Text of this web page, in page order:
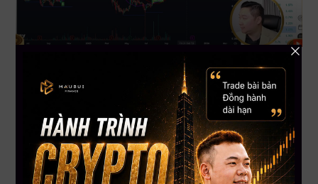
Đã xảy ra reverse split.
Khung tuần xuất hiện mô hình nến bullish engulfing.
Dự đoán ngắn hạn/dài hạn
Ngắn hạn: Có thể về vùng 18.63 USD, giữ giá tốt thì bật lên.
Target đầu tiên sau đó là 21 USD.
Tóm tắt về BITF